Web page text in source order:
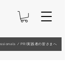
/ PRI実践者の皆さまへ